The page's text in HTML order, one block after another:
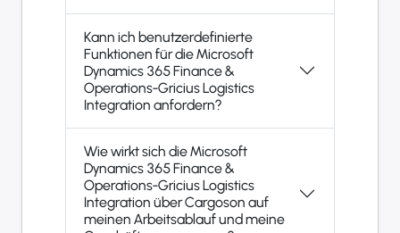
Kann ich benutzerdefinierte
Funktionen für die Microsoft
Dynamics 365 Finance &
Operations-Gricius Logistics
Integration anfordern?
Wie wirkt sich die Microsoft
Dynamics 365 Finance &
Operations-Gricius Logistics
Integration über Cargoson auf
meinen Arbeitsablauf und meine